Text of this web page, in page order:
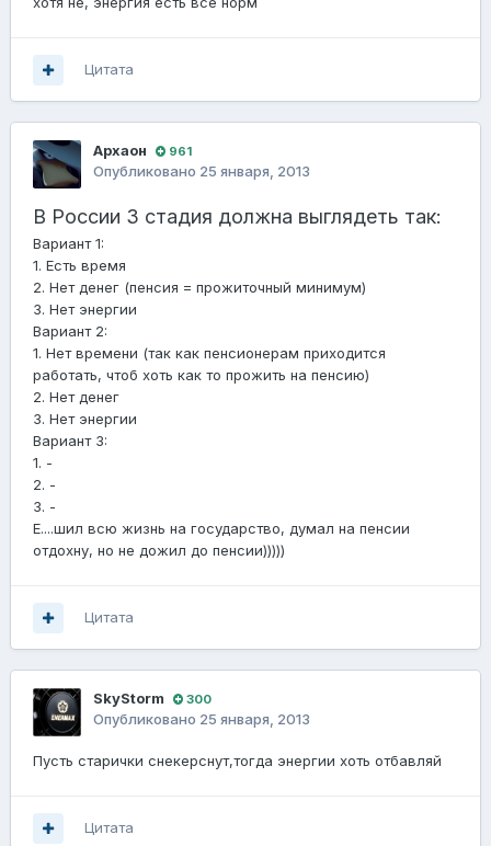
Цитата
Архаон 961
Опубликовано 25 января, 2013
В России 3 стадия должна выглядеть так:
Вариант 1:
1. Есть время
2. Нет денег (пенсия = прожиточный минимум)
3. Нет энергии
Вариант 2:
1. Нет времени (так как пенсионерам приходится
работать, чтоб хоть как то прожить на пенсию)
2. Нет денег
3. Нет энергии
Вариант 3:
1. -
2. -
3. -
Е....шил всю жизнь на государство, думал на пенсии
отдохну, но не дожил до пенсии)))))
Цитата
SkyStorm 300
Опубликовано 25 января, 2013
Пусть старички снекерснут,тогда энергии хоть отбавляй
Цитата